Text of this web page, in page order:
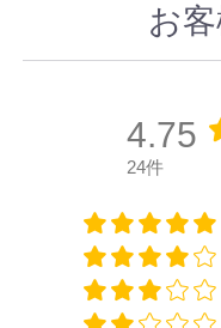
お
4.75
24件